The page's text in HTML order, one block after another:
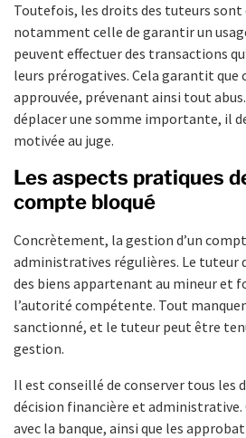
Toutefois, les droits des tuteurs
notamment celle de garantir un
peuvent effectuer des transactions
leurs prérogatives. Cela garantit que
approuvée, prévenant ainsi tout
déplacer une somme importante, il
motivée au juge.
Les aspects pratiques
compte bloqué
Concrètement, la gestion d’un
administratives régulières. Le
des biens appartenant au mineur et
l’autorité compétente. Tout
sanctionné, et le tuteur peut être
gestion.
Il est conseillé de conserver tous les
décision financière et
avec la banque, ainsi que les